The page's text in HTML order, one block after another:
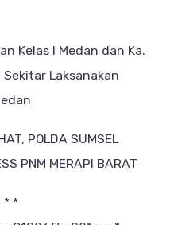
Kelas I Medan dan Ka.
Laksanakan
POLDA SUMSEL
PNM MERAPI BARAT
* *